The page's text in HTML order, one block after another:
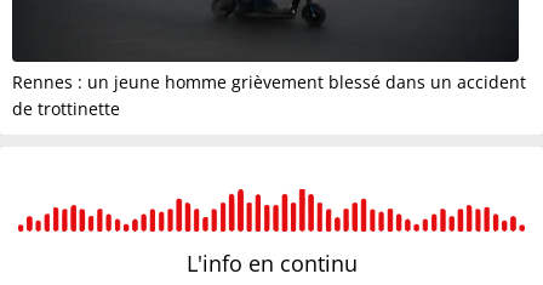
Rennes : un jeune homme grièvement blessé dans un accident
de trottinette
L'info en continu